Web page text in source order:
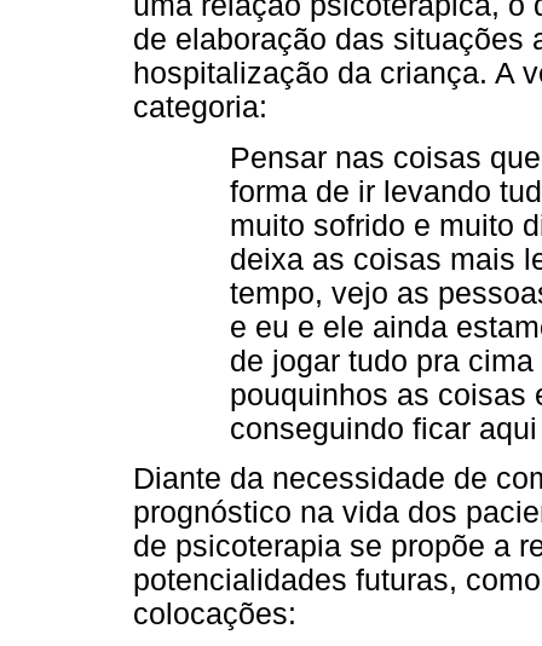
de elaboração das situações
hospitalização da criança. A
categoria:
Pensar nas coisas
forma de ir levando
muito sofrido e muito
deixa as coisas mais
tempo, vejo as
e eu e ele ainda
de jogar tudo pra
pouquinhos as coisas
conseguindo ficar
Diante da necessidade de
prognóstico na vida dos
de psicoterapia se propõe a
potencialidades futuras,
colocações: